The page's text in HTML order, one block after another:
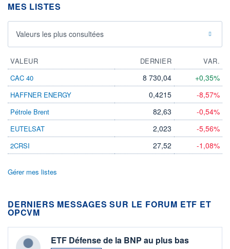
MES LISTES
Valeurs les plus consultées
VALEUR DERNIER
VAR.
CAC 40
8 730,04 +0,35%
HAFFNER ENERGY 0,4215 -8,57%
Pétrole Brent 82,63 -0,54%
EUTELSAT 2,023 -5,56%
2CRSI 27,52 -1,08%
Gérer mes listes
DERNIERS MESSAGES SUR LE FORUM ETF ET
OPCVM
ETF Défense de la BNP au plus bas